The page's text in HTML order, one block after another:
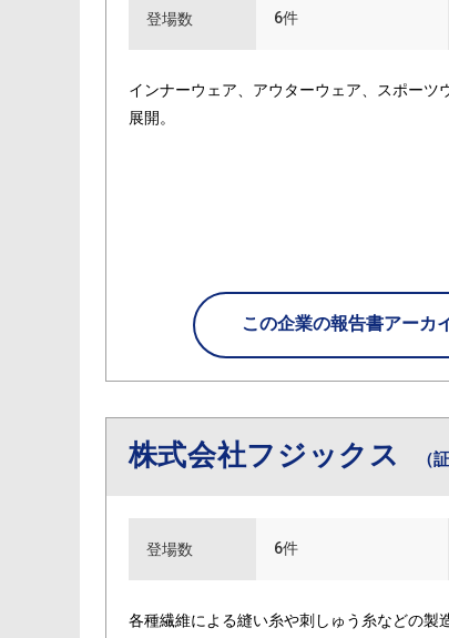
登場数 6件
インナーウェア、アウターウェア、スポー
展開。
この企業の報告書アーカ
株式会社フジックス （
登場数 6件
各種繊維による縫い糸や刺しゅう糸などの